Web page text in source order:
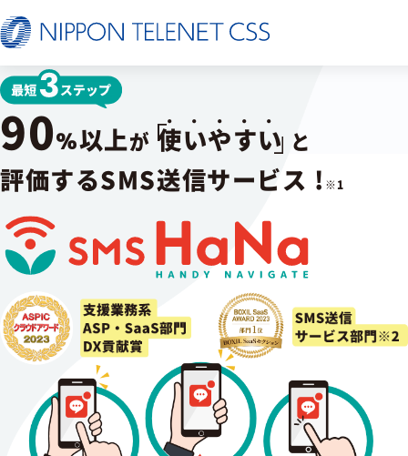
サービス一覧
日本テレネットの強み
お客様の声
セミナー
FAQ
お知らせ
コラム
90％以上が 使いやすい と
評価するSMS送信サービス ! ※1